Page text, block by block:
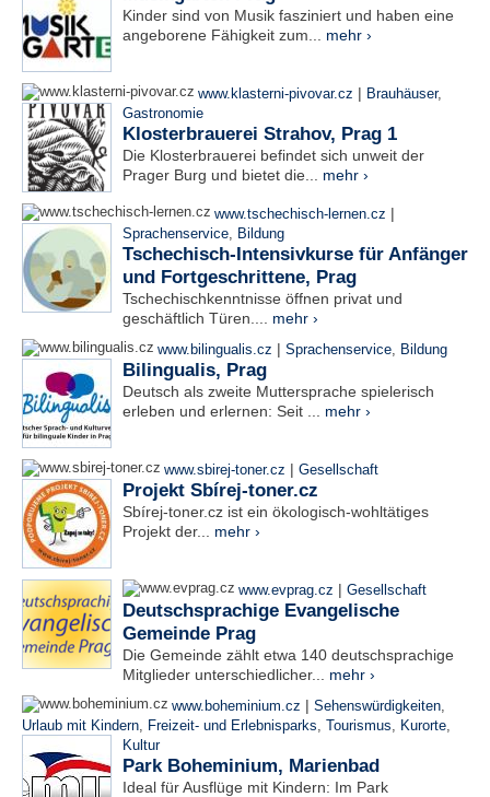
Kinder sind von Musik fasziniert und haben eine
angeborene Fähigkeit zum... mehr ›
www.klasterni-pivovar.cz | Brauhäuser,
Gastronomie
Klosterbrauerei Strahov, Prag 1
Die Klosterbrauerei befindet sich unweit der
Prager Burg und bietet die... mehr ›
www.tschechisch-lernen.cz |
Sprachenservice, Bildung
Tschechisch-Intensivkurse für Anfänger
und Fortgeschrittene, Prag
Tschechischkenntnisse öffnen privat und
geschäftlich Türen.... mehr ›
www.bilingualis.cz | Sprachenservice, Bildung
Bilingualis, Prag
Deutsch als zweite Muttersprache spielerisch
erleben und erlernen: Seit ... mehr ›
www.sbirej-toner.cz | Gesellschaft
Projekt Sbírej-toner.cz
Sbírej-toner.cz ist ein ökologisch-wohltätiges
Projekt der... mehr ›
www.evprag.cz | Gesellschaft
Deutschsprachige Evangelische
Gemeinde Prag
Die Gemeinde zählt etwa 140 deutschsprachige
Mitglieder unterschiedlicher... mehr ›
www.boheminium.cz | Sehenswürdigkeiten,
Urlaub mit Kindern, Freizeit- und Erlebnisparks, Tourismus, Kurorte,
Kultur
Park Boheminium, Marienbad
Ideal für Ausflüge mit Kindern: Im Park